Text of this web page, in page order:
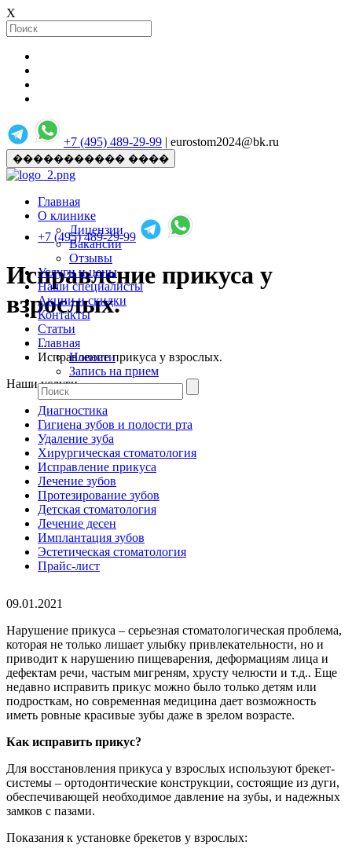
X
+7 (495) 489-29-99 | eurostom2024@bk.ru
����������� ����
Главная
О клинике
Лицензии
Вакансии
Отзывы
Услуги и цены
Наши специалисты
Акции и скидки
Контакты
Статьи
...
Новости
Запись на прием
+7 (495) 489-29-99
Исправление прикуса у
взрослых.
Главная
Исправление прикуса у взрослых.
Наши услуги
Диагностика
Гигиена зубов и полости рта
Удаление зуба
Хирургическая стоматология
Исправление прикуса
Лечение зубов
Протезирование зубов
Детская стоматология
Лечение десен
Имплантация зубов
Эстетическая стоматология
Прайс-лист
09.01.2021
Нарушение прикуса – серьезная стоматологическая проблема,
которая не только лишает улыбку привлекательности, но и
приводит к нарушению пищеварения, деформациям лица и
дефектам речи, частым мигреням, хрусту челюсти и т.д.. Еще
недавно исправить прикус можно было только детям или
подросткам, но современная медицина дает возможность
иметь ровные красивые зубы даже в зрелом возрасте.
Как исправить прикус?
Для восстановления прикуса у взрослых используют брекет-
системы – ортодонтические конструкции, состоящие из дуги,
обеспечивающей необходимое давление на зубы, и надежных
замков с пазами.
Показания к установке брекетов у взрослых: